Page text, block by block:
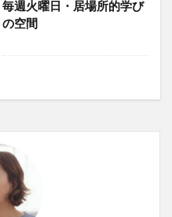
毎週火曜日・居場所的学び
の空間